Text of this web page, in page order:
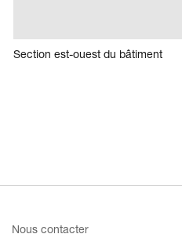
Section est-ouest du bâtiment
Nous contacter